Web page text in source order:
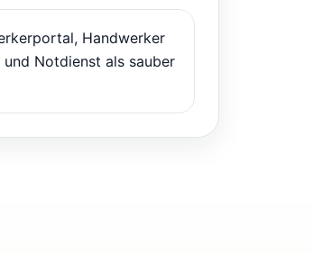
Handwerker
Notdienst als sauber